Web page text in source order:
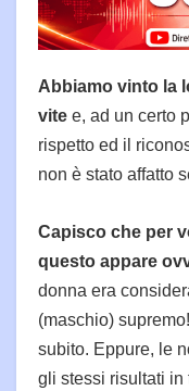
Abbiamo vinto la
vite e, ad un certo
rispetto ed il
non è stato affatto
Capisco che per
questo appare
donna era
(maschio)
subito. Eppure, le
gli stessi risultati in